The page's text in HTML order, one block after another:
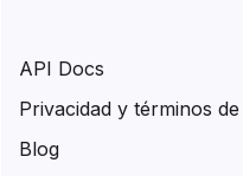
API Docs
Privacidad y términos
Blog